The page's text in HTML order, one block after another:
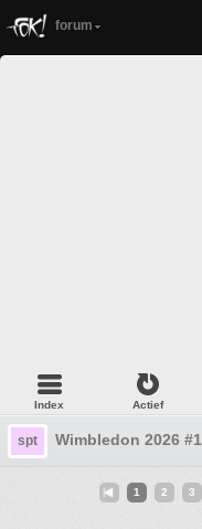
forum
Index Actief
spt Wimbledon 2026 #1
1 2 3